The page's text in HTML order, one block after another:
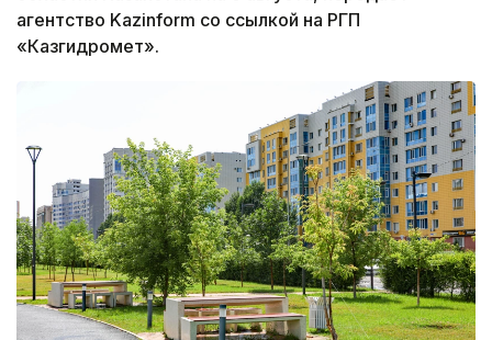
агентство Kazinform со ссылкой на РГП
«Казгидромет».